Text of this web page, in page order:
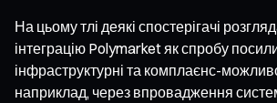
На цьому тлі деякі спостерігачі
інтеграцію Polymarket як спробу
інфраструктурні та комплаєнс-
наприклад, через впровадження